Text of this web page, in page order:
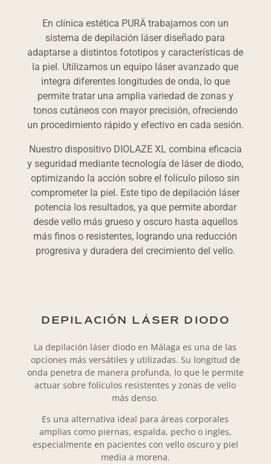
En clínica estética PURÄ trabajamos con un
sistema de depilación láser diseñado para
adaptarse a distintos fototipos y características de
la piel. Utilizamos un equipo láser avanzado que
integra diferentes longitudes de onda, lo que
permite tratar una amplia variedad de zonas y
tonos cutáneos con mayor precisión, ofreciendo
un procedimiento rápido y efectivo en cada sesión.
Nuestro dispositivo DIOLAZE XL combina eficacia
y seguridad mediante tecnología de láser de diodo,
optimizando la acción sobre el folículo piloso sin
comprometer la piel. Este tipo de depilación láser
potencia los resultados, ya que permite abordar
desde vello más grueso y oscuro hasta aquellos
más finos o resistentes, logrando una reducción
progresiva y duradera del crecimiento del vello.
DEPILACIÓN LÁSER DIODO
La depilación láser diodo en Málaga es una de las
opciones más versátiles y utilizadas. Su longitud de
onda penetra de manera profunda, lo que le permite
actuar sobre folículos resistentes y zonas de vello
más denso.
Es una alternativa ideal para áreas corporales
amplias como piernas, espalda, pecho o ingles,
especialmente en pacientes con vello oscuro y piel
media a morena.